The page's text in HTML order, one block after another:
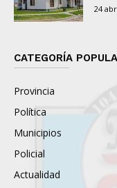
24
CATEGORÍA
Provincia
Política
Municipios
Policial
Actualidad